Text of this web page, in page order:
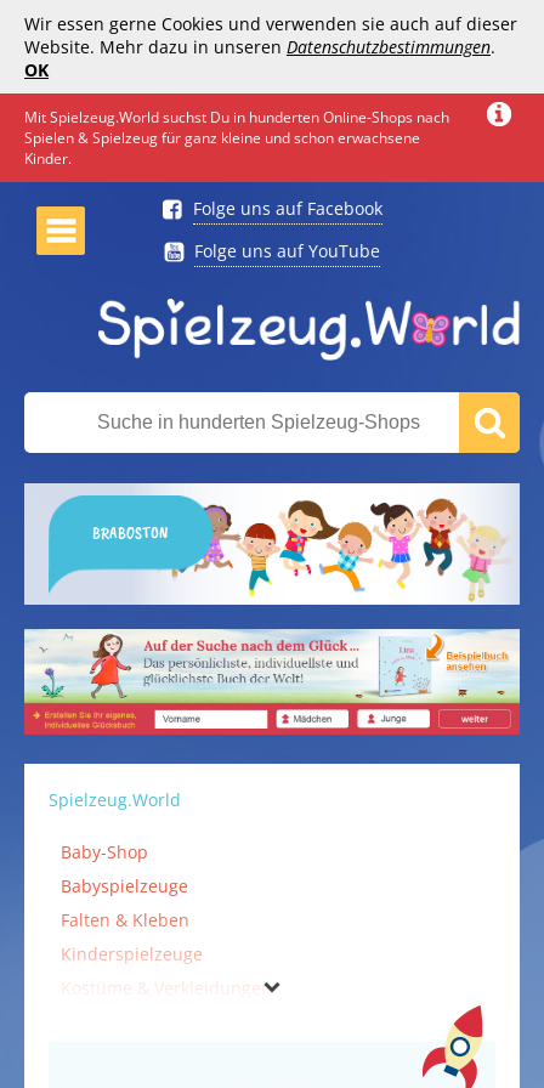
Wir essen gerne Cookies und verwenden sie auch auf dieser
Website. Mehr dazu in unseren Datenschutzbestimmungen.
OK
Mit Spielzeug.World suchst Du in hunderten Online-Shops nach
Spielen & Spielzeug für ganz kleine und schon erwachsene
Kinder.
Folge uns auf Facebook
Folge uns auf YouTube
BRABOSTON
Spielzeug.World
Baby-Shop
Babyspielzeuge
Falten & Kleben
Kinderspielzeuge
Kostüme & Verkleidungen